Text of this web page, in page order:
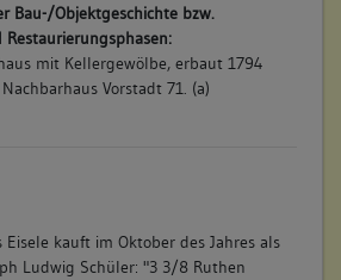
Bau-/Objektgeschichte bzw.
mit Kellergewölbe, erbaut 1794
Vorstadt 71. (a)
Eisele kauft im Oktober des Jahres als
Ludwig Schüler: "3 3/8 Ruthen